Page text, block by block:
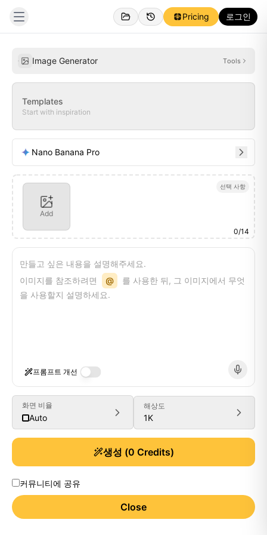
Pricing 로그인
Image Generator Tools
Templates
Start with inspiration
Nano Banana Pro
선택 사항
Add
0/14
만들고 싶은 내용을 설명해주세요.
이미지를 참조하려면
@
를 사용한 뒤, 그 이미지에서 무엇
을 사용할지 설명하세요.
프롬프트 개선
화면 비율
Auto
해상도
1K
생성 (0 Credits)
커뮤니티에 공유
Close
Generate